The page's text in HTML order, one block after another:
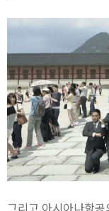
그리고 아시아나항